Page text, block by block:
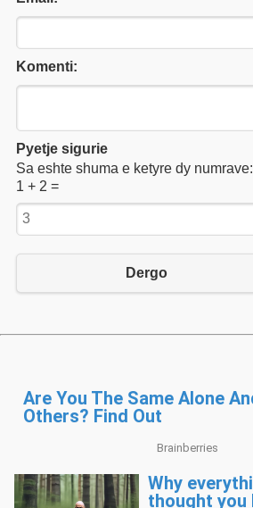
Komenti:
Pyetje sigurie
Sa eshte shuma e ketyre dy numrave:
1 + 2 =
Dergo